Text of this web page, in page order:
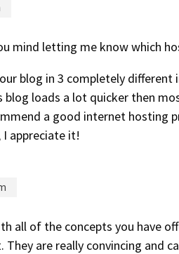
mind letting me know which
blog in 3 completely
blog loads a lot quicker then
a good internet hosting
I appreciate it!
all of the concepts you have
They are really convincing and